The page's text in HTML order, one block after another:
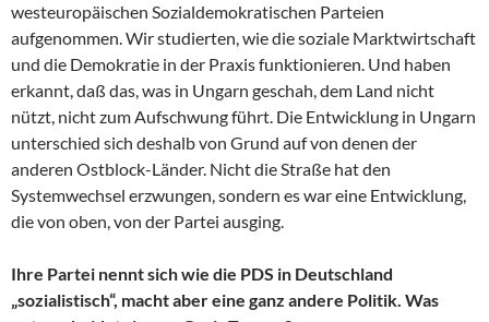
westeuropäischen Sozialdemokratischen Parteien
aufgenommen. Wir studierten, wie die soziale Marktwirtschaft
und die Demokratie in der Praxis funktionieren. Und haben
erkannt, daß das, was in Ungarn geschah, dem Land nicht
nützt, nicht zum Aufschwung führt. Die Entwicklung in Ungarn
unterschied sich deshalb von Grund auf von denen der
anderen Ostblock-Länder. Nicht die Straße hat den
Systemwechsel erzwungen, sondern es war eine Entwicklung,
die von oben, von der Partei ausging.
Ihre Partei nennt sich wie die PDS in Deutschland
„sozialistisch“, macht aber eine ganz andere Politik. Was